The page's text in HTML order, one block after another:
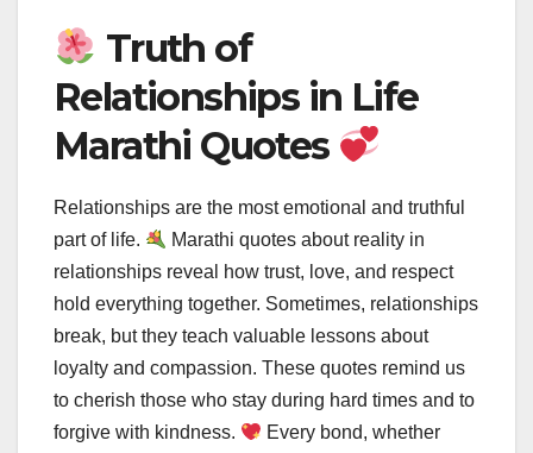
Truth of
Relationships in Life
Marathi Quotes
Relationships are the most emotional and truthful
part of life.
Marathi quotes about reality in
relationships reveal how trust, love, and respect
hold everything together. Sometimes, relationships
break, but they teach valuable lessons about
loyalty and compassion. These quotes remind us
to cherish those who stay during hard times and to
forgive with kindness.
Every bond, whether